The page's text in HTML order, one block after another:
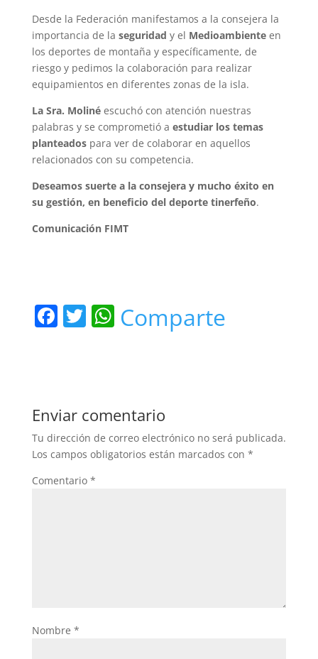
Desde la Federación manifestamos a la consejera la
importancia de la seguridad y el Medioambienteen
los deportes de montaña y específicamente, de
riesgo y pedimos la colaboración para realizar
equipamientos en diferentes zonas de la isla.
La Sra. Molinéescuchó con atención nuestras
palabras y se comprometió a estudiar los temas
planteadospara ver de colaborar en aquellos
relacionados con su competencia.
Deseamos suerte a la consejera y mucho éxito en
su gestión, en beneficio del deporte tinerfeño.
Comunicación FIMT
F
b
o
o
k
T W
A
p
p
Comparte
Enviar comentario
Tu dirección de correo electrónico no será publicada.
Los campos obligatorios están marcados con *
Comentario *
Nombre *